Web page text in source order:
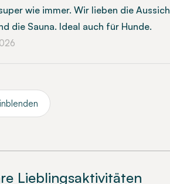
wie immer. Wir lieben die
die Sauna. Ideal auch für Hunde.
Lieblingsaktivitäten